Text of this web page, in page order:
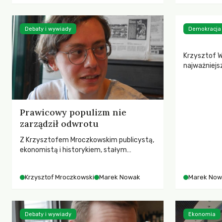
Prawicowy populizm nie
zarządził odwrotu
Z Krzysztofem Mroczkowskim publicystą,
ekonomistą i historykiem, stałym
Krzysztof Mroczkowski Marek Nowak
Debaty i wywiady Głos
Krzysztof
Marek
Demokracja
Debaty i wywiady Ekonomia